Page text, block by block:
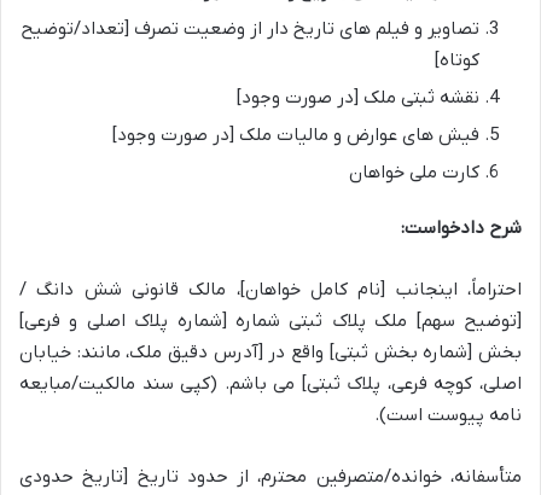
تصاویر و فیلم های تاریخ دار از وضعیت تصرف [تعداد/توضیح
کوتاه]
نقشه ثبتی ملک [در صورت وجود]
فیش های عوارض و مالیات ملک [در صورت وجود]
کارت ملی خواهان
شرح دادخواست:
احتراماً، اینجانب [نام کامل خواهان]، مالک قانونی شش دانگ /
[توضیح سهم] ملک پلاک ثبتی شماره [شماره پلاک اصلی و فرعی]
بخش [شماره بخش ثبتی] واقع در [آدرس دقیق ملک، مانند: خیابان
اصلی، کوچه فرعی، پلاک ثبتی] می باشم. (کپی سند مالکیت/مبایعه
نامه پیوست است).
متأسفانه، خوانده/متصرفین محترم، از حدود تاریخ [تاریخ حدودی